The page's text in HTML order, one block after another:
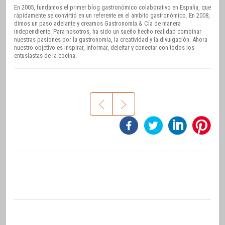
En 2005, fundamos el primer blog gastronómico colaborativo en España, que
rápidamente se convirtió en un referente en el ámbito gastronómico. En 2008,
dimos un paso adelante y creamos Gastronomía & Cía de manera
independiente. Para nosotros, ha sido un sueño hecho realidad combinar
nuestras pasiones por la gastronomía, la creatividad y la divulgación. Ahora
nuestro objetivo es inspirar, informar, deleitar y conectar con todos los
entusiastas de la cocina.